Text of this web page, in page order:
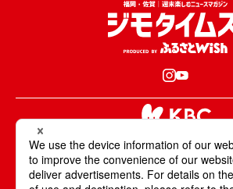
KBCが取材・撮影した情報・映像は国
テレビ・ラジオ・インターネットなどで放送・
All Rights Reserved. Copyright © KBC